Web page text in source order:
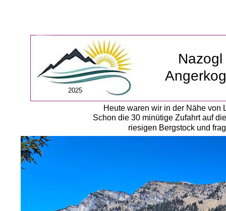
Heute waren wir in der Nähe von
Schon die 30 minütige Zufahrt auf
riesigen Bergstock und
2025